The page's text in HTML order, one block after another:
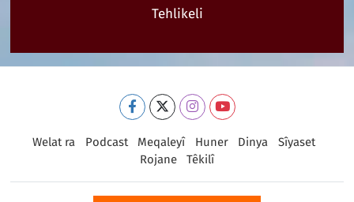
Tehlikeli
Welat ra Podcast Meqaleyî Huner Dinya
Sîyaset
Rojane
Têkilî